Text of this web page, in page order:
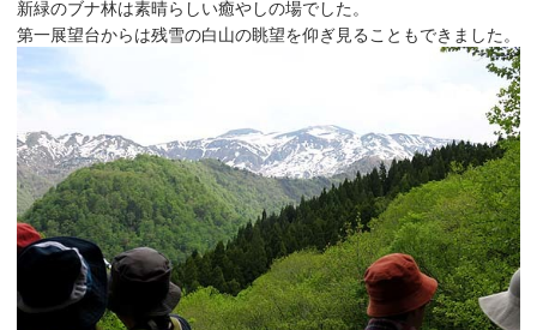
新緑のブナ林は素晴らしい癒やしの場でした。
第一展望台からは残雪の白山の眺望を仰ぎ見ることもできました。